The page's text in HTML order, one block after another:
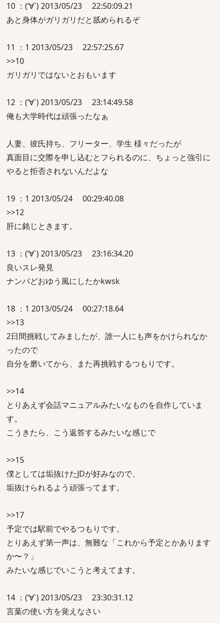
10 ：(‘∀`) 2013/05/23 22:50:09.21
あと身体がガリガリだと舐められるぞ
11 ：1 2013/05/23 22:57:25.67
>>10
ガリガリではないとおもいます
12 ：(‘∀`) 2013/05/23 23:14:49.58
俺も大学時代は頑張ったなぁ
人妻、彼氏持ち、フリーター、学生 様々だったが
真面目に交際を申し込むとフられるのに、ちょっと強引に
やると拒否されないんだよな
19 ：1 2013/05/24 00:29:40.08
>>12
肝に銘じときます。
13 ：(‘∀`) 2013/05/23 23:16:34.20
良いスレ発見
ナンパどおゆう風にしたかkwsk
18 ：1 2013/05/24 00:27:18.64
>>13
2日間挑戦してみましたが、誰一人にも声をかけられなか
ったので
自分を磨いてから、また再挑戦するつもりです。
>>14
とりあえず会話マニュアルみたいなものを自作していま
す。
こうきたら、こう返答するみたいな感じで
>>15
僕としては垢抜けたJDが好みなので、
垢抜けられるよう頑張ってます。
>>17
予定では駅前でやるつもりです。
とりあえず第一声は、無難な「これから予定とかあります
か〜？」
みたいな感じでいこうと考えてます。
14 ：(‘∀`) 2013/05/23 23:30:31.12
言葉の使い方を覚えなさい